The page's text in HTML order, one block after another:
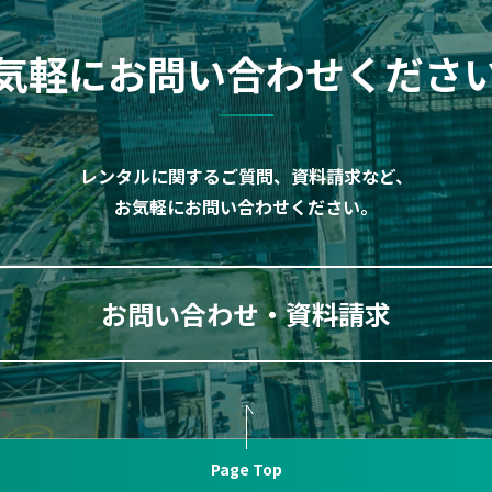
軽にお問い合わせくださ
レンタルに関するご質問、資料請求など、
お気軽にお問い合わせください。
お問い合わせ・資料請求
Page Top